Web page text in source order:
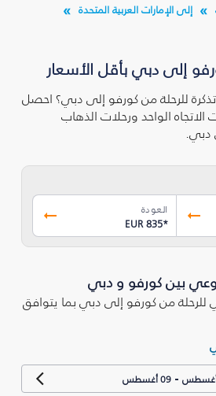
إلى الإمارات العربية المتحدة
إلى دبي بأقل الأسعار
للرحلة من كورفو إلى دبي؟ احصل
الواحد ورحلات الذهاب
دبي.
العودة
EUR 835*
بين كورفو و دبي
للرحلة من كورفو إلى دبي بما يتوافق
-09 أغسطس